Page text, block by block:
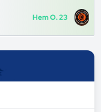
Hem O. 23